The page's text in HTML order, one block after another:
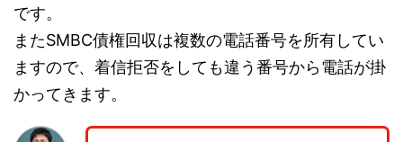
です。
またSMBC債権回収は複数の電話番号を所有してい
ますので、着信拒否をしても違う番号から電話が掛
かってきます。